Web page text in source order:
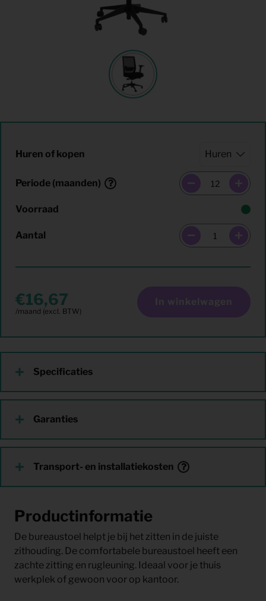
Huren of kopen
Periode (maanden)
Voorraad
Aantal
16,67 In winkelwagen
Specificaties
Garanties
Transport- en installatiekosten
Productinformatie
De bureaustoel helpt je bij het zitten in de juiste
zithouding. De comfortabele bureaustoel heeft een
zachte zitting en rugleuning. Ideaal voor je thuis
werkplek of gewoon voor op kantoor.